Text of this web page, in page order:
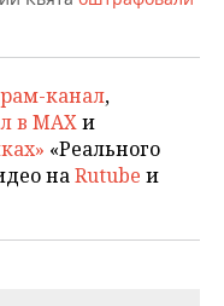
канал,
в MAXи
«Реального
наRutube и